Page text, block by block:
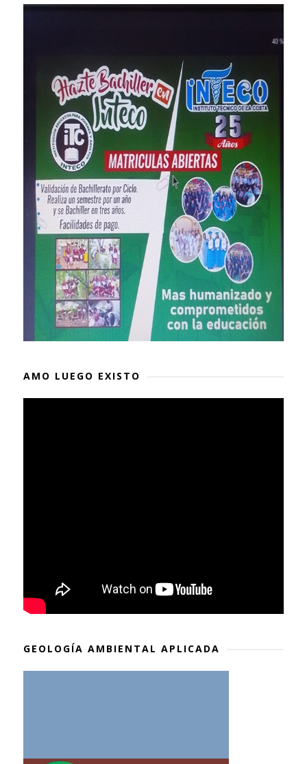
AMO LUEGO EXISTO
GEOLOGÍA AMBIENTAL APLICADA